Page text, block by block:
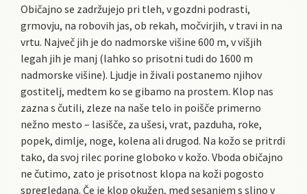
Običajno se zadržujejo pri tleh, v gozdni podrasti,
grmovju, na robovih jas, ob rekah, močvirjih, v travi in na
vrtu. Največ jih je do nadmorske višine 600 m, v višjih
legah jih je manj (lahko so prisotni tudi do 1600 m
nadmorske višine). Ljudje in živali postanemo njihov
gostitelj, medtem ko se gibamo na prostem. Klop nas
zazna s čutili, zleze na naše telo in poišče primerno
nežno mesto – lasišče, za ušesi, vrat, pazduha, roke,
popek, dimlje, noge, kolena ali drugod. Na kožo se pritrdi
tako, da svoj rilec porine globoko v kožo. Vboda običajno
ne čutimo, zato je prisotnost klopa na koži pogosto
spregledana. Če je klop okužen, med sesanjem s slino v